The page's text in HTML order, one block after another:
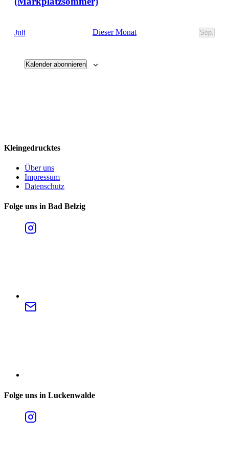
Juli Dieser Monat Sep.
Kalender abonnieren
Kleingedrucktes
Über uns
Impressum
Datenschutz
Folge uns in Bad Belzig
Folge uns in Luckenwalde